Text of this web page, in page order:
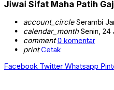
Jiwai Sifat Maha Patih
account_circleSerambi
calendar_monthSenin, 24
comment 0 komentar
print Cetak
Facebook Twitter Whatsapp